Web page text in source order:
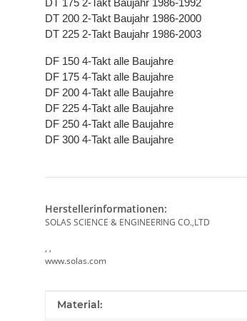
DT 175 2-Takt Baujahr 1986-1992
DT 200 2-Takt Baujahr 1986-2000
DT 225 2-Takt Baujahr 1986-2003
DF 150 4-Takt alle Baujahre
DF 175 4-Takt alle Baujahre
DF 200 4-Takt alle Baujahre
DF 225 4-Takt alle Baujahre
DF 250 4-Takt alle Baujahre
DF 300 4-Takt alle Baujahre
Herstellerinformationen:
SOLAS SCIENCE & ENGINEERING CO.,LTD
, ,
www.solas.com
Produkteigenschaft
Wert
Material: